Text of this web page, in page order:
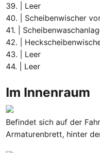
39. | Leer
40. | Scheibenwischer
41. |
42. |
43. | Leer
44. | Leer
Im Innenraum
Befindet sich auf der
Armaturenbrett, hinter